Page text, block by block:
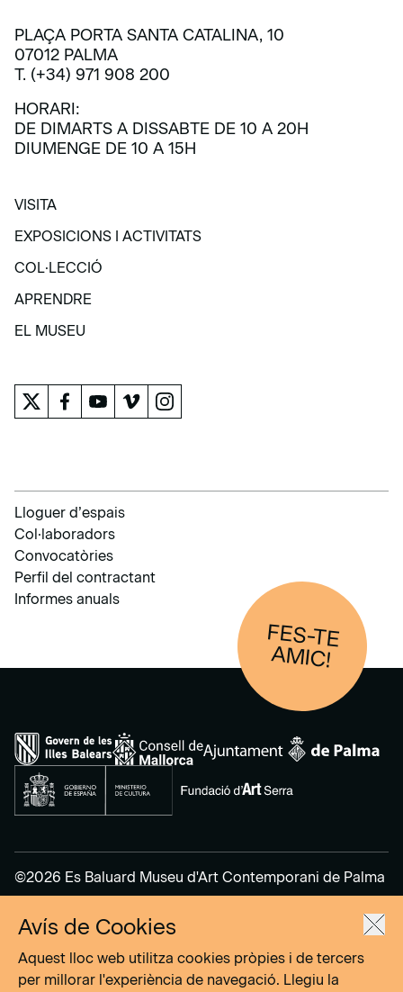
PLAÇA PORTA SANTA CATALINA, 10
07012 PALMA
T. (+34) 971 908 200
HORARI:
DE DIMARTS A DISSABTE DE 10 A 20H
DIUMENGE DE 10 A 15H
VISITA
VISITA
EXPOSICIONS I ACTIVITATS
EXPOSICIONS I ACTIVITATS
COL·LECCIÓ
COL·LECCIÓ
APRENDRE
APRENDRE
EL MUSEU
Lloguer d’espais
Col·laboradors
Convocatòries
Perfil del contractant
Informes anuals
FES-TE
AM
IC!
©2026 Es Baluard Museu d'Art Contemporani de Palma
Avís legal
Política de privacitat
Política de cookies
Avís de Cookies
Aquest lloc web utilitza cookies pròpies i de tercers
per millorar l'experiència de navegació. Llegiu la